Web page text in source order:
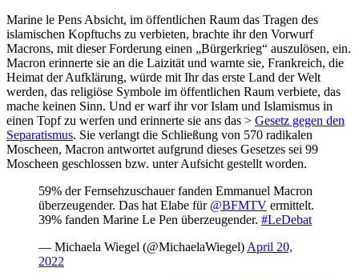
Marine le Pens Absicht, im öffentlichen Raum das Tragen des
islamischen Kopftuchs zu verbieten, brachte ihr den Vorwurf
Macrons, mit dieser Forderung einen „Bürgerkrieg“ auszulösen, ein.
Macron erinnerte sie an die Laizität und warnte sie, Frankreich, die
Heimat der Aufklärung, würde mit Ihr das erste Land der Welt
werden, das religiöse Symbole im öffentlichen Raum verbiete, das
mache keinen Sinn. Und er warf ihr vor Islam und Islamismus in
einen Topf zu werfen und erinnerte sie ans das > Gesetz gegen den
Separatismus. Sie verlangt die Schließung von 570 radikalen
Moscheen, Macron antwortet aufgrund dieses Gesetzes sei 99
Moscheen geschlossen bzw. unter Aufsicht gestellt worden.
59% der Fernsehzuschauer fanden Emmanuel Macron
überzeugender. Das hat Elabe für @BFMTV ermittelt.
39% fanden Marine Le Pen überzeugender. #LeDebat
— Michaela Wiegel (@MichaelaWiegel) April 20,
2022